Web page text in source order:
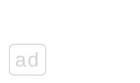
ad